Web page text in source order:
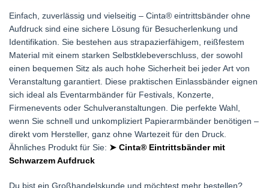
Einfach, zuverlässig und vielseitig – Cinta® eintrittsbänder ohne
Aufdruck sind eine sichere Lösung für Besucherlenkung und
Identifikation. Sie bestehen aus strapazierfähigem, reißfestem
Material mit einem starken Selbstklebeverschluss, der sowohl
einen bequemen Sitz als auch hohe Sicherheit bei jeder Art von
Veranstaltung garantiert. Diese praktischen Einlassbänder eignen
sich ideal als Eventarmbänder für Festivals, Konzerte,
Firmenevents oder Schulveranstaltungen. Die perfekte Wahl,
wenn Sie schnell und unkompliziert Papierarmbänder benötigen –
direkt vom Hersteller, ganz ohne Wartezeit für den Druck.
Ähnliches Produkt für Sie: ➤ Cinta® Eintrittsbänder mit
Schwarzem Aufdruck
Du bist ein Großhandelskunde und möchtest mehr bestellen?